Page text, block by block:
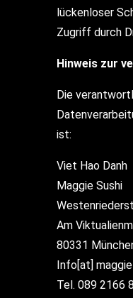
lückenloser
Zugriff durch
Hinweis zur
Die
ist:
Viet Hao Danh
Maggie Sushi
Am
80331
Info[at]
Tel. 089 2166